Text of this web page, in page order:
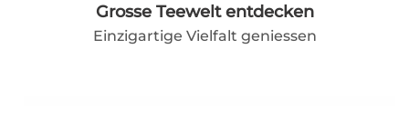
Grosse Teewelt entdecken
Einzigartige Vielfalt geniessen